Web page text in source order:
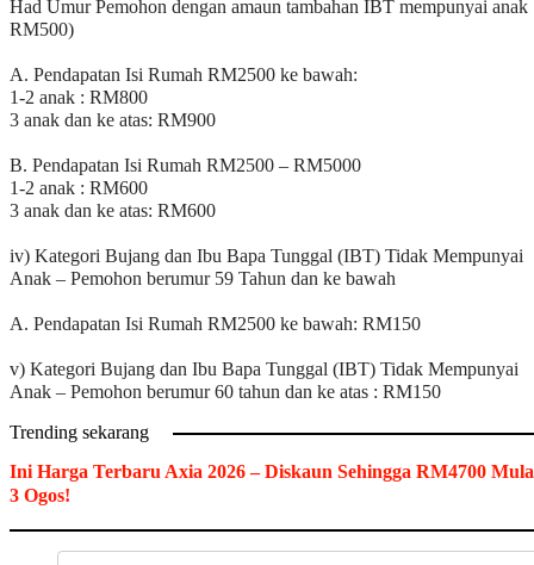
Had Umur Pemohon dengan amaun tambahan IBT mempunyai anak
RM500)
A. Pendapatan Isi Rumah RM2500 ke bawah:
1-2 anak : RM800
3 anak dan ke atas: RM900
B. Pendapatan Isi Rumah RM2500 – RM5000
1-2 anak : RM600
3 anak dan ke atas: RM600
iv) Kategori Bujang dan Ibu Bapa Tunggal (IBT) Tidak Mempunyai
Anak – Pemohon berumur 59 Tahun dan ke bawah
A. Pendapatan Isi Rumah RM2500 ke bawah: RM150
v) Kategori Bujang dan Ibu Bapa Tunggal (IBT) Tidak Mempunyai
Anak – Pemohon berumur 60 tahun dan ke atas : RM150
Trending sekarang
Ini Harga Terbaru Axia 2026 – Diskaun Sehingga RM4700
3 Ogos!